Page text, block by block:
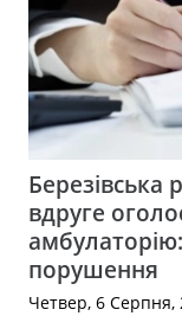
вдруге
порушення
Четвер, 6 Серпня,